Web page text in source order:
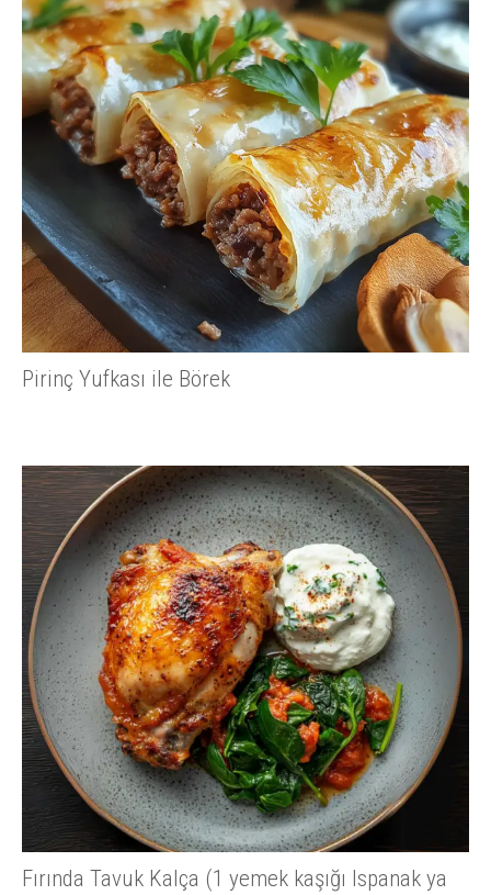
Pirinç Yufkası ile Börek
Fırında Tavuk Kalça (1 yemek kaşığı Ispanak ya